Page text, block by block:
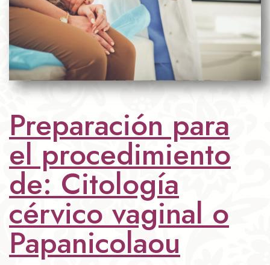
Preparación para
el procedimiento
de: Citología
cérvico vaginal o
Papanicolaou